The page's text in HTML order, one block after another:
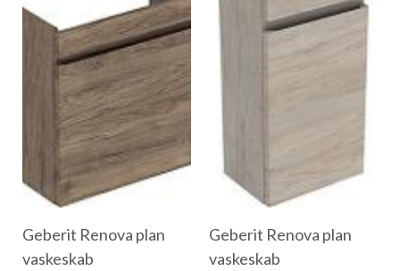
Geberit Renova plan
vaskeskab
Geberit Renova plan
vaskeskab